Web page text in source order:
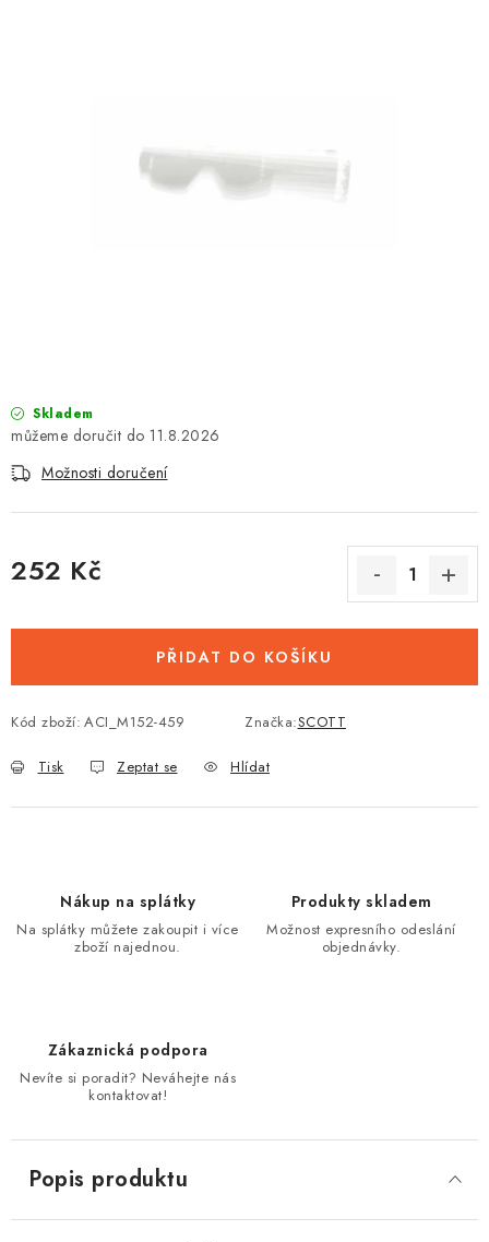
NÁHRADNÍ DÍLY
Skladem
11.8.2026
Možnosti doručení
252 Kč
PŘIDAT DO KOŠÍKU
Kód zboží: ACI_M152-459 Značka:SCOTT
Tisk Zeptat se Hlídat
Nákup na splátky
Na splátky můžete zakoupit i více
zboží najednou.
Produkty skladem
Možnost expresního odeslání
objednávky.
Zákaznická podpora
Nevíte si poradit? Neváhejte nás
kontaktovat!
Popis produktu